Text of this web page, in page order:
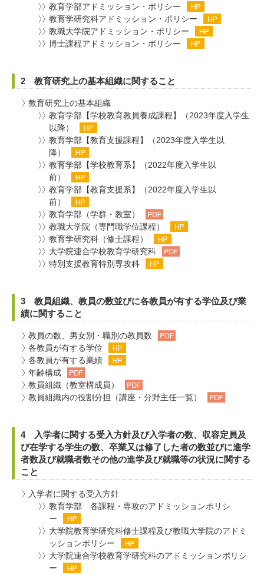
教育学部アドミッション・ポリシー
教育学研究科アドミッション・ポリシー
教職大学院アドミッション・ポリシー
博士課程アドミッション・ポリシー
2 教育研究上の基本組織に関すること
教育研究上の基本組織
教育学部【学校教育教員養成課程】（2023年度入学生
以降）
教育学部【教育支援課程】（2023年度入学生以
降）
教育学部【学校教育系】（2022年度入学生以
前）
教育学部【教育支援系】（2022年度入学生以
前）
教育学部（学群・教室）
教職大学院（専門職学位課程）
教育学研究科（修士課程）
大学院連合学校教育学研究科
特別支援教育特別専攻科
3 教員組織、教員の数並びに各教員が有する学位及び業
績に関すること
教員の数、男女別・職別の教員数
各教員が有する学位
各教員が有する業績
年齢構成
教員組織（教室構成員）
教員組織内の役割分担（講座・分野主任一覧）
4 入学者に関する受入方針及び入学者の数、収容定員及
び在学する学生の数、卒業又は修了した者の数並びに進学
者数及び就職者数その他の進学及び就職等の状況に関する
こと
入学者に関する受入方針
教育学部 各課程・専攻のアドミッションポリシ
ー
大学院教育学研究科修士課程及び教職大学院のアドミ
ッションポリシー
大学院連合学校教育学研究科のアドミッションポリシ
ー